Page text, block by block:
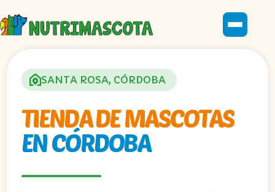
SANTA ROSA, CÓRDOBA
TIENDA DE MASCOTAS
EN CÓRDOBA